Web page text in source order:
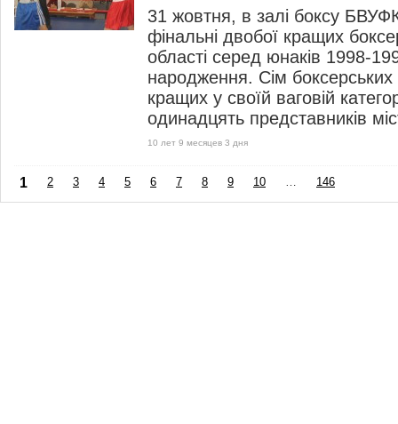
31 жовтня, в залі боксу
фінальні двобої кращих
області серед юнаків 1998-
народження. Сім
кращих у своїй ваговій
одинадцять представників
10 лет 9 месяцев 3 дня
1 2 3 4 5 6 7 8 9 10 … 146